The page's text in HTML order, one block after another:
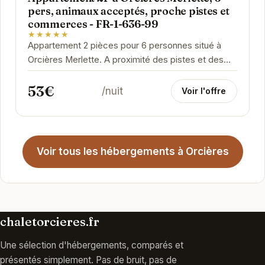
pers, animaux acceptés, proche pistes et
commerces - FR-1-636-99
★★★★★
Appartement 2 pièces pour 6 personnes situé à
Orcières Merlette. A proximité des pistes et des
commerces. Animaux acceptés.
53€ /nuit Voir l'offre
Voir tous les hébergements à Orcières
chaletorcieres.fr
Une sélection d'hébergements, comparés et
présentés simplement. Pas de bruit, pas de